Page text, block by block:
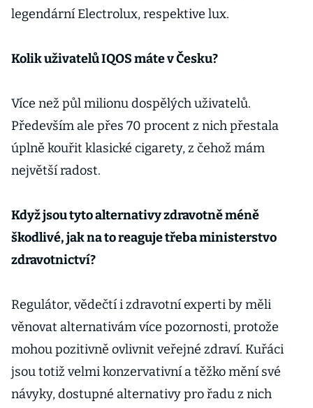
legendární Electrolux, respektive lux.
Kolik uživatelů IQOS máte v Česku?
Více než půl milionu dospělých uživatelů.
Především ale přes 70 procent z nich přestala
úplně kouřit klasické cigarety, z čehož mám
největší radost.
Když jsou tyto alternativy zdravotně méně
škodlivé, jak na to reaguje třeba ministerstvo
zdravotnictví?
Regulátor, vědečtí i zdravotní experti by měli
věnovat alternativám více pozornosti, protože
mohou pozitivně ovlivnit veřejné zdraví. Kuřáci
jsou totiž velmi konzervativní a těžko mění své
návyky, dostupné alternativy pro řadu z nich